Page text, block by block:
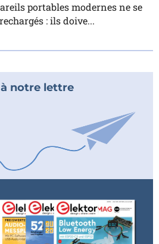
portables modernes ne se
: ils doive...
à notre lettre